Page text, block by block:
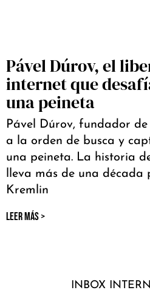
Pável Dúrov, el
internet que
una peineta
Pável Dúrov, fundador
a la orden de busca y
una peineta. La historia
lleva más de una
Kremlin
LEER MÁS >
INBOX